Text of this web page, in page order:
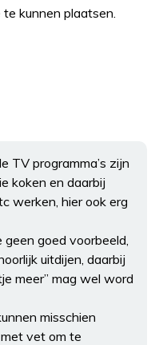
kunnen plaatsen.
TV programma’s zijn
koken en daarbij
werken, hier ook erg
goed voorbeeld,
uitdijen, daarbij
meer” mag wel word
misschien
vet om te